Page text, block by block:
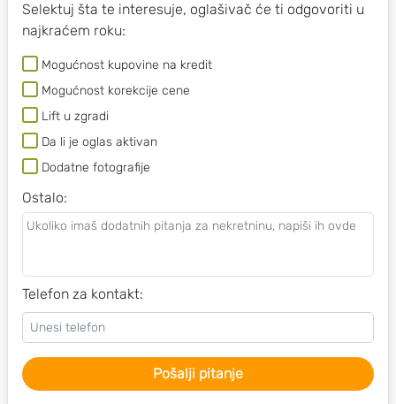
Selektuj šta te interesuje, oglašivač će ti odgovoriti u
najkraćem roku:
Mogućnost kupovine na kredit
Mogućnost korekcije cene
Lift u zgradi
Da li je oglas aktivan
Dodatne fotografije
Ostalo:
Telefon za kontakt:
Pošalji pitanje